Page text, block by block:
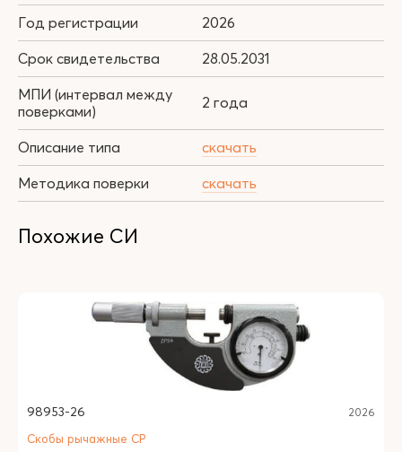
Год регистрации
2026
Срок свидетельства
28.05.2031
МПИ (интервал между
поверками)
2 года
Описание типа
скачать
Методика поверки
скачать
Похожие СИ
98953-26 2026
Скобы рычажные СР